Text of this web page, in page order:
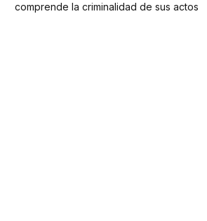
comprende la criminalidad de sus actos